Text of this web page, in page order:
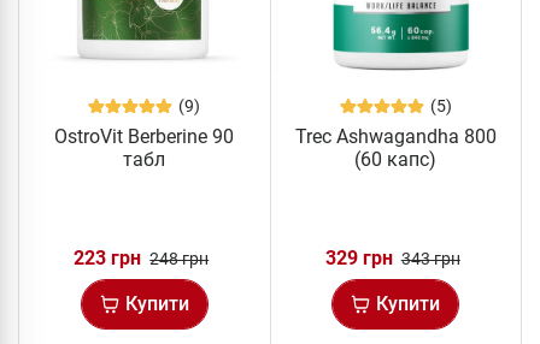
(9)
OstroVit Berberine 90
табл
223 грн 248 грн
Купити
(5)
Trec Ashwagandha 800
(60 капс)
329 грн 343 грн
Купити